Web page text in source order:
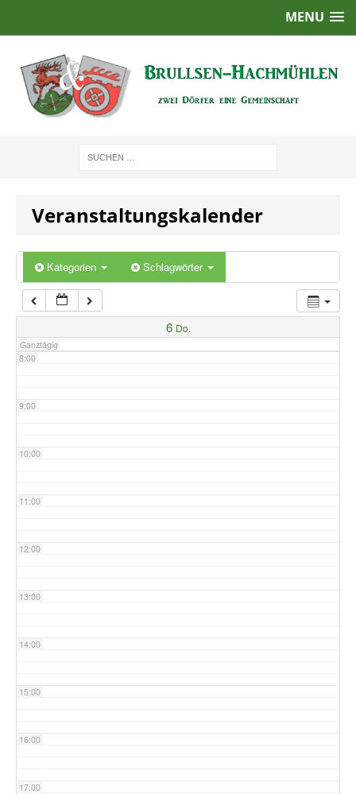
MENU
Veranstaltungskalender
Kategorien Schlagwörter
6 Do.
Ganztägig
2:00
5:00
7:00
8:00
9:00
10:00
11:00
12:00
13:00
14:00
15:00
16:00
17:00